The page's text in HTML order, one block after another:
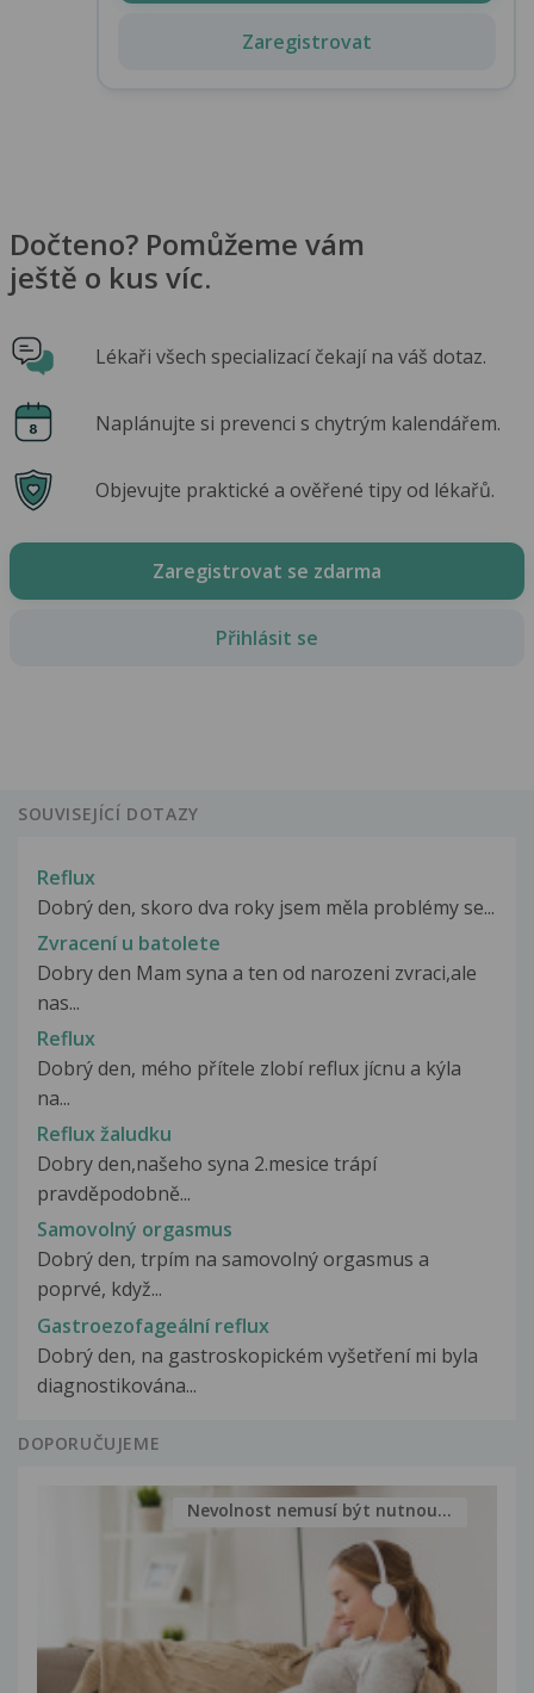
Zaregistrovat
Dočteno? Pomůžeme vám
ještě o kus víc.
Lékaři všech specializací čekají na váš dotaz.
Naplánujte si prevenci s chytrým kalendářem.
Objevujte praktické a ověřené tipy od lékařů.
Zaregistrovat se zdarma
Přihlásit se
SOUVISEJÍCÍ DOTAZY
Reflux
Dobrý den, skoro dva roky jsem měla problémy se...
Zvracení u batolete
Dobry den Mam syna a ten od narozeni zvraci,ale
nas...
Reflux
Dobrý den, mého přítele zlobí reflux jícnu a kýla
na...
Reflux žaludku
Dobry den,našeho syna 2.mesice trápí
pravděpodobně...
Samovolný orgasmus
Dobrý den, trpím na samovolný orgasmus a
poprvé, když...
Gastroezofageální reflux
Dobrý den, na gastroskopickém vyšetření mi byla
diagnostikována...
DOPORUČUJEME
Nevolnost nemusí být nutnou...